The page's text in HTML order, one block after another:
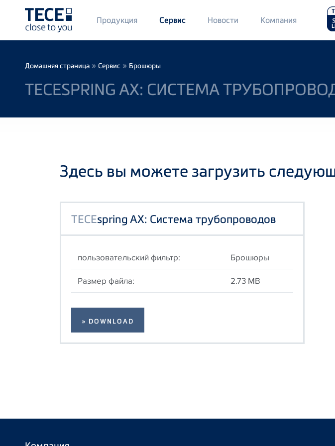
Main
Menü
1
Продукция Сервис Новости Main
Menu
2
Компания
Breadcrumb
Домашняя страница » Сервис » Брошюры
TECESPRING AX: СИСТЕМА
Здесь вы можете загрузить
TECEspring AX: Система трубопроводов
пользовательский фильтр:
Брошюры
Размер файла:
2.73 MB
» DOWNLOAD